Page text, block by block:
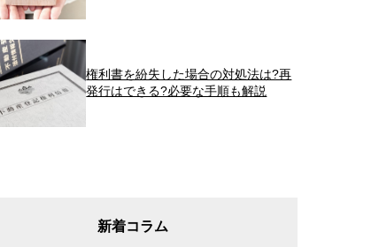
権利書を紛失した場合の対処法は?再
発行はできる?必要な手順も解説
新着コラム